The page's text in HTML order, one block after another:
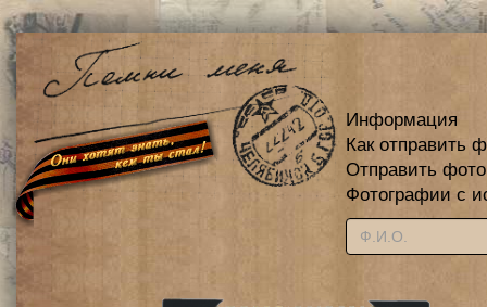
Информация
Как отправить
Отправить
Фотографии с